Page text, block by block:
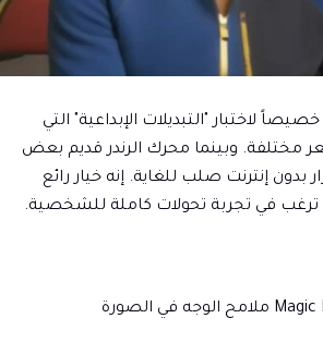
لاختبار "التبديلات الإبداعية" التي
وبينما محرك الرندر قديم بعض
بدون إنترنت صلب للغاية. إنه خيار رائع
ترغب في تجربة تحولات كاملة للشخصية.
يكتشف Magic Mirror ملامح الوجه في الصورة